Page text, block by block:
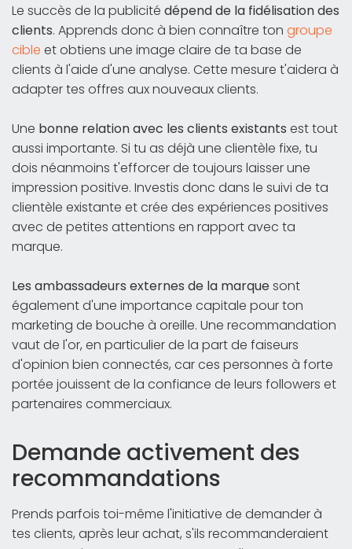
Le succès de la publicité dépend de la fidélisation des
clients. Apprends donc à bien connaître ton groupe
cible et obtiens une image claire de ta base de
clients à l'aide d'une analyse. Cette mesure t'aidera à
adapter tes offres aux nouveaux clients.
Une bonne relation avec les clients existants est tout
aussi importante. Si tu as déjà une clientèle fixe, tu
dois néanmoins t'efforcer de toujours laisser une
impression positive. Investis donc dans le suivi de ta
clientèle existante et crée des expériences positives
avec de petites attentions en rapport avec ta
marque.
Les ambassadeurs externes de la marquesont
également d'une importance capitale pour ton
marketing de bouche à oreille. Une recommandation
vaut de l'or, en particulier de la part de faiseurs
d'opinion bien connectés, car ces personnes à forte
portée jouissent de la confiance de leurs followers et
partenaires commerciaux.
Demande activement des
recommandations
Prends parfois toi-même l'initiative de demander à
tes clients, après leur achat, s'ils recommanderaient